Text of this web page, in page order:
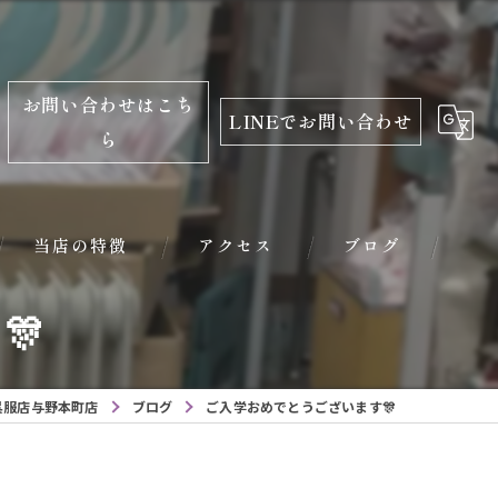
お問い合わせはこち
ら
LINEでお問い合わせ
当店の特徴
振袖
学生服
アクセス ブログ
店与野本町店 ブログ ご入学おめでとうございます🎊